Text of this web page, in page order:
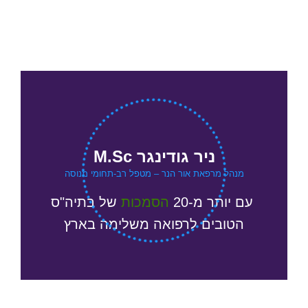
ניר גודינגר M.Sc
מנהל מרפאת אור הנר – מטפל רב-תחומי מנוסה
עם יותר מ-20 הסמכות של בתיה"ס
הטובים לרפואה משלימה בארץ